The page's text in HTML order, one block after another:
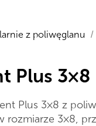
z poliwęglanu /
Plus
Plus 3×8 z
3×8,